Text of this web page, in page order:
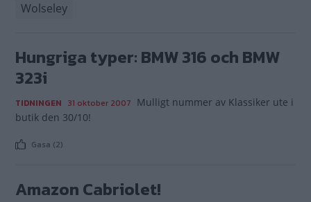
Wolseley
Hungriga typer: BMW 316 och BMW
323i
TIDNINGEN 31 oktober 2007 Mulligt nummer av Klassiker ute i
butik den 30/10!
Gasa (2)
Amazon Cabriolet!